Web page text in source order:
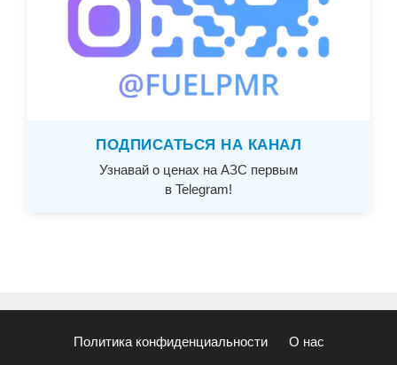
ПОДПИСАТЬСЯ НА КАНАЛ
Узнавай о ценах на АЗС первым
в Telegram!
Политика конфиденциальности О нас